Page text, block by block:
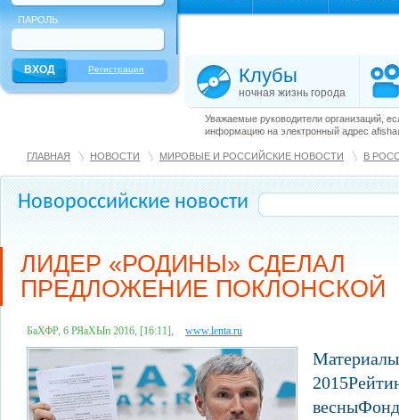
ПАРОЛЬ
Регистрация Клубы
ночная жизнь города
Уважаемые руководители организаций,
информацию на электронный адрес
ГЛАВНАЯ НОВОСТИ МИРОВЫЕ И РОССИЙСКИЕ НОВОСТИ В
Новороссийские новости
ЛИДЕР «РОДИНЫ» СДЕЛАЛ
ПРЕДЛОЖЕНИЕ ПОКЛОНСКОЙ
БаХФР, 6 РЯаХЫп 2016, [16:11], www.lenta.ru